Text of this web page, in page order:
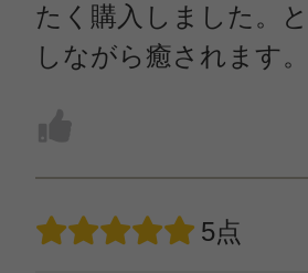
たく購入しました。
しながら癒されます
5点